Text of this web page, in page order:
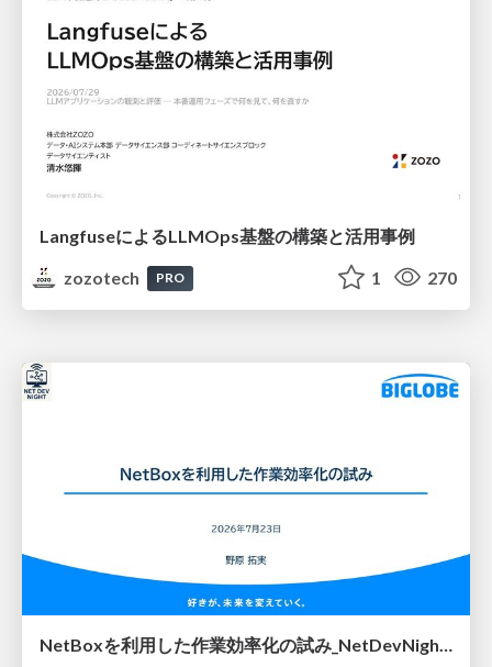
LangfuseによるLLMOps基盤の構築と活用事例
zozotech
PRO 1 270
NetBoxを利用した作業効率化の試み_NetDevNight4